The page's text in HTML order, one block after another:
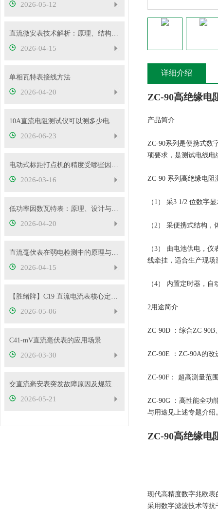
2026-05-12
直流微安表技术解析：原理、结构与应用要点
2026-04-15
单相瓦特表接线方法
2026-04-20
10A直流电阻测试仪可以测多少电压的变压器？
2026-06-23
电动式标距打点机的精度受哪些因素影响？
2026-03-16
低功率因数瓦特表：原理、设计与应用
2026-04-20
直流毫伏表在弱电检测中的原理与性能优势
2026-04-15
【胜绪牌】C19 直流电流表核心定位与原理
2026-05-06
C41-mV直流毫伏表的应用场景
2026-03-30
交直流毫安表突发故障原因及规范处理流程
2026-05-21
详细介绍
ZC-90高绝缘电
产品简介
ZC-90系列是便携式数
项要求，是测试电线
ZC-90 系列高绝缘电
（1） 采3 1/2 位数字
（2） 采便携式结构
（3） 由电池供电，
线牵挂，适合生产现
（4） 内置定时器，
2用途简介
ZC-90D ：综合ZC-
ZC-90E ：ZC-90A的
ZC-90F： 超高测量范
ZC-90G ：高性能全功
与用途见上述专题介绍
ZC-90高绝缘电
现代高精度数字兆欧表
采用数字滤波技术等